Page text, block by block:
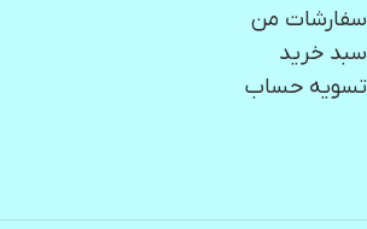
سفارشات من
سبد خرید
تسویه حساب